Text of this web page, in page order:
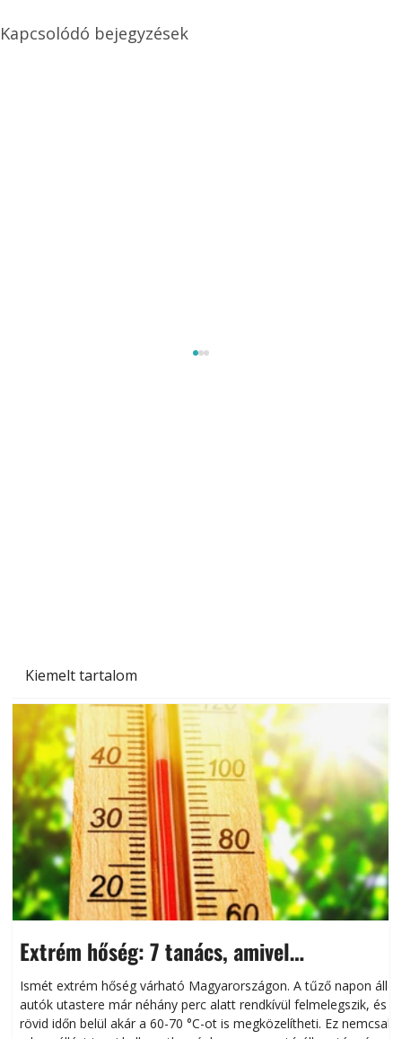
Kiemelt tartalom
Extrém hőség: 7 tanács, amivel
megóvhatjuk autónkat a nyári károktól
Ismét extrém hőség várható Magyarországon. A tűző napon álló
autók utastere már néhány perc alatt rendkívül felmelegszik, és
rövid időn belül akár a 60-70 °C-ot is megközelítheti. Ez nemcsak
Kapcsolódó bejegyzések